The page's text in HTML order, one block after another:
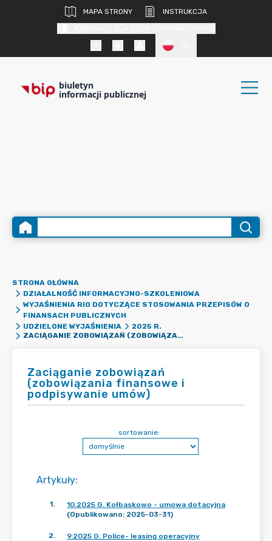
MAPA STRONY
INSTRUKCJA
biuletyn
informacji publicznej
STRONA GŁÓWNA
DZIAŁALNOŚĆ INFORMACYJNO-SZKOLENIOWA
WYJAŚNIENIA RIO DOTYCZĄCE STOSOWANIA PRZEPISÓW O
FINANSACH PUBLICZNYCH
UDZIELONE WYJAŚNIENIA
2025 R.
ZACIĄGANIE ZOBOWIĄZAŃ (ZOBOWIĄZANIA FINANSOWE I PODPISYWANIE UMÓW)
Zaciąganie zobowiązań
(zobowiązania finansowe i
podpisywanie umów)
Artykuły:
sortowanie:
1.
10.2025 G. Kołbaskowo - umowa dotacyjna
(Opublikowano: 2025-03-31)
2.
9.2025 G. Police- leasing operacyjny